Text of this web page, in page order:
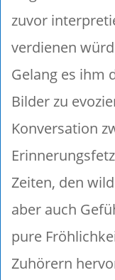
zuvor
verdienen
Gelang es ihm
Bilder zu
Konversation
Zeiten, den
aber auch
pure
Zuhörern